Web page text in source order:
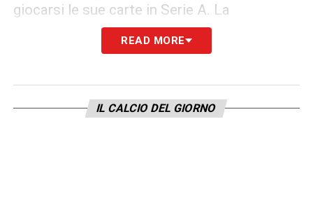
giocarsi le sue carte in Serie A. La
sensazione è che, salvo offerte clamorose, il
giovane difensore resterà ancora in Emilia,
IlCalciomercato Parmaresta vigile: c’è
READ MORE
IL CALCIO DEL GIORNO